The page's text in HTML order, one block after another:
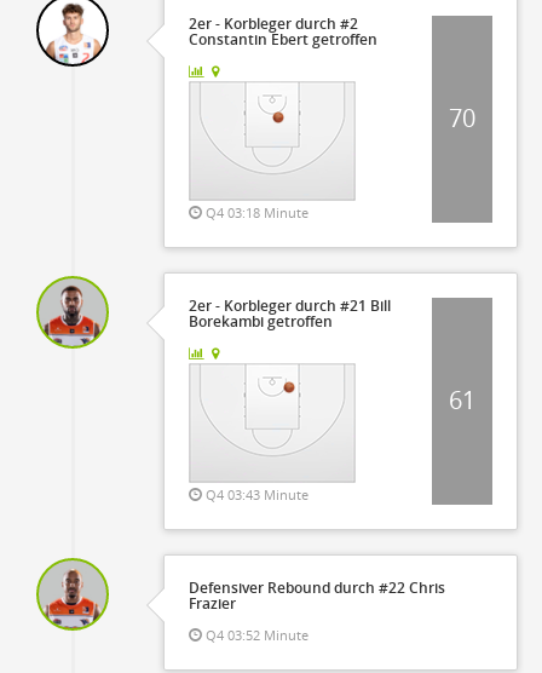
2er - Korbleger durch #2
Constantin Ebert getroffen
Q4 03:18 Minute
70
2er - Korbleger durch #21 Bill
Borekambi getroffen
Q4 03:43 Minute
61
Defensiver Rebound durch #22 Chris
Frazier
Q4 03:52 Minute